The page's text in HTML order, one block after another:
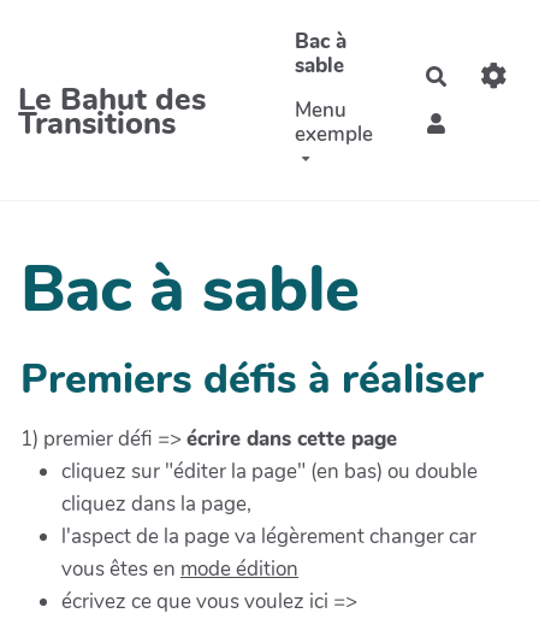
Le Bahut des
Transitions
Bac à
sable
Menu
exemple
Bac à sable
Premiers défis à réaliser
1) premier défi => écrire dans cette page
cliquez sur "éditer la page" (en bas) ou double
cliquez dans la page,
l'aspect de la page va légèrement changer car
vous êtes en mode édition
écrivez ce que vous voulez ici =>